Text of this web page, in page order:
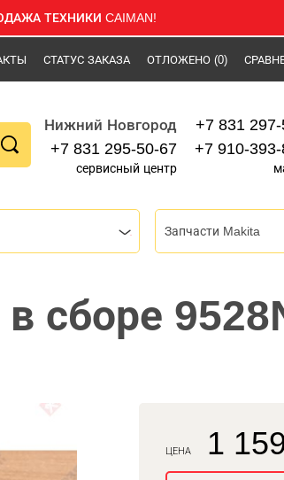
ТЕХНИКИ CAIMAN!
СТАТУС ЗАКАЗА ОТЛОЖЕНО (0)
Нижний Новгород
+7 831 295-50-67
сервисный центр
+7 831
+7 910-
Запчасти Makita
сборе
ЦЕНА 1